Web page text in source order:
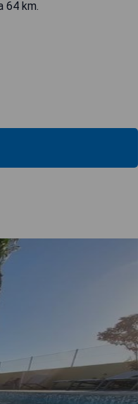
64 km.